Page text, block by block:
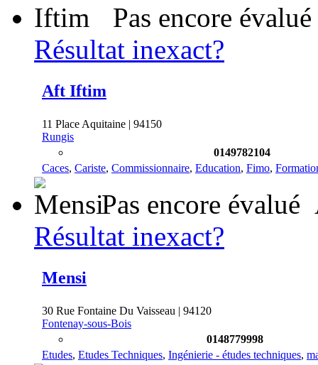
Pas encore évalué
Résultat inexact?
Aft Iftim
11 Place Aquitaine | 94150
Rungis
0149782104
Caces, Cariste, Commissionnaire, Education, Fimo,
Pas encore évalué
Résultat inexact?
Mensi
30 Rue Fontaine Du Vaisseau | 94120
Fontenay-sous-Bois
0148779998
Etudes, Etudes Techniques, Ingénierie - études techniques,